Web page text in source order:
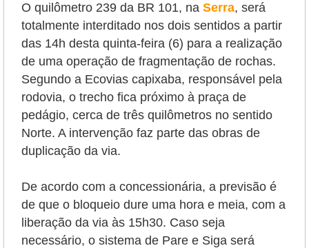
O quilômetro 239 da BR 101, na Serra, será
totalmente interditado nos dois sentidos a partir
das 14h desta quinta-feira (6) para a realização
de uma operação de fragmentação de rochas.
Segundo a Ecovias capixaba, responsável pela
rodovia, o trecho fica próximo à praça de
pedágio, cerca de três quilômetros no sentido
Norte. A intervenção faz parte das obras de
duplicação da via.
De acordo com a concessionária, a previsão é
de que o bloqueio dure uma hora e meia, com a
liberação da via às 15h30. Caso seja
necessário, o sistema de Pare e Siga será